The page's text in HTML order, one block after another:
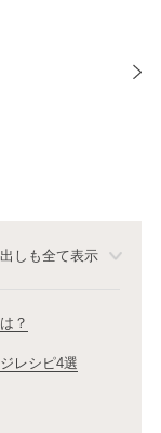
しも全て表示
？
レシピ4選